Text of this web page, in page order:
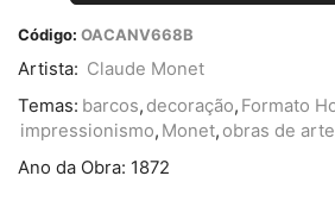
Código: OACANV668B
Artista: Claude Monet
Temas: barcos, decoração, Formato
impressionismo, Monet, obras de arte
Ano da Obra: 1872